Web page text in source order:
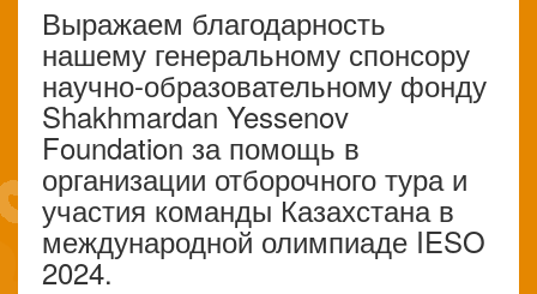
Выражаем благодарность
нашему генеральному спонсору
научно-образовательному фонду
Shakhmardan Yessenov
Foundation за помощь в
организации отборочного тура и
участия команды Казахстана в
международной олимпиаде IESO
2024.